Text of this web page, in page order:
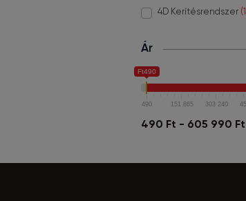
4D Kerítésrendszer
Ár
Ft490
490 151 865 303 240
490 Ft - 605 990 Ft